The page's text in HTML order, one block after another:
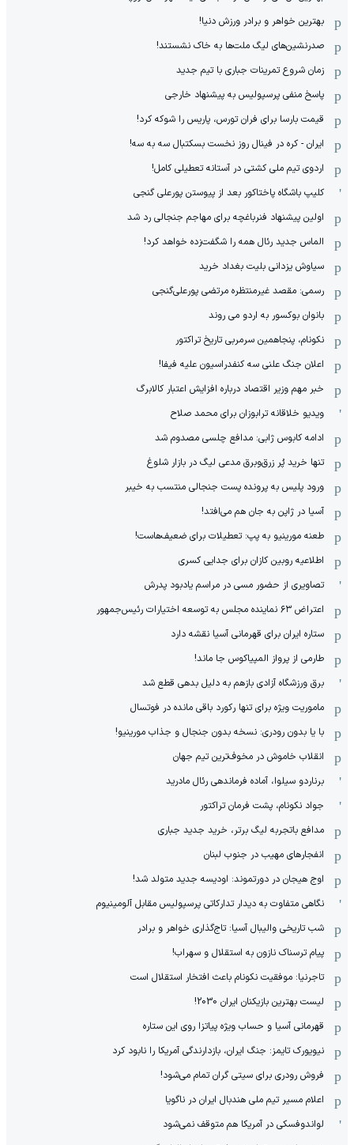
بهترین خواهر و برادر ورزش دنیا!
صدرنشین‌های لیگ ملت‌ها به خاک نشستند!
زمان شروع تمرینات جباری با تیم جدید
پاسخ منفی پرسپولیس به پیشنهاد خارجی
قیمت بارسا برای فران تورس، پاریس را شوکه کرد!
ایران - کره در فینال روز نخست بسکتبال سه به سه!
اردوی تیم ملی کشتی در آستانه تعطیلی کامل!
کلیپ باشگاه پاختاکور بعد از پیوستن پورعلی گنجی
اولین پیشنهاد فنرباغچه برای مهاجم جنجالی رد شد
الماس جدید رئال همه را شگفت‌زده خواهد کرد!
سیاوش یزدانی بلیت بغداد خرید
رسمی: مقصد غیرمنتظره مرتضی پورعلی‌گنجی
بانوان بوکسور به اردو می روند
نکونام، پنجاهمین سرمربی تاریخ تراکتور
اعلان جنگ علنی سه کنفدراسیون علیه فیفا!
خبر مهم وزیر اقتصاد درباره افزایش اعتبار کالابرگ
ویدیو خلاقانه ترابوزان برای محمد صلاح
ادامه کابوس ژابی: مدافع چلسی مصدوم شد
تنها خرید پُر زرق‌وبرق مدعی لیگ در بازار شلوغ
ورود پلیس به پرونده پست جنجالی منتسب به خیبر
آسیا در ژاپن به جان هم می‌افتد!
طعنه مورینیو به پپ: تعطیلات برای ضعیف‌هاست!
اطلاعیه روبین کازان برای جدایی کسری
تصاویری از حضور مسی در مراسم یادبود پدرش
اعتراض ۶۳ نماینده مجلس به توسعه اختیارات رئیس‌جمهور
ستاره ایران برای قهرمانی آسیا نقشه دارد
طارمی از پرواز المپیاکوس جا ماند!
برق ورزشگاه آزادی بازهم به دلیل بدهی قطع شد
ماموریت ویژه برای تنها رکورد باقی مانده در فوتسال
با یا بدون رودری: نسخه بدون جنجال و جذاب مورینیو!
انقلاب خاموش در مخوف‌‌ترین تیم جهان
برناردو سیلوا، آماده فرماندهی رئال مادرید
جواد نکونام، پشت فرمان تراکتور
مدافع باتجربه لیگ برتر، خرید جدید جباری
انفجارهای مهیب در جنوب لبنان
اوج هیجان در دورتموند: اودیسه جدید متولد شد!
نگاهی متفاوت به دیدار تدارکاتی پرسپولیس مقابل آلومینیوم
شب تاریخی والیبال آسیا: تاج‌گذاری خواهر و برادر
پیام ترسناک نازون به استقلال و سهراب!
تاجرنیا: موفقیت نکونام باعث افتخار استقلال است
لیست بهترین بازیکنان ایران 2030!
قهرمانی آسیا و حساب ویژه پیاتزا روی این ستاره
نیویورک تایمز: جنگ ایران، بازدارندگی آمریکا را نابود کرد
فروش رودری برای سیتی گران تمام می‌شود!
اعلام مسیر تیم ملی هندبال ایران در ناگویا
لواندوفسکی در آمریکا هم متوقف نمی‌شود